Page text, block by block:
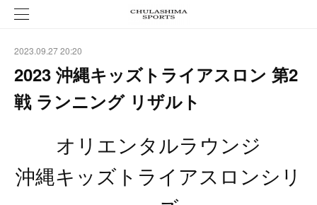
2023.09.27 20:20
2023 沖縄キッズトライアスロン 第2
戦 ランニング リザルト
オリエンタルラウンジ
沖縄キッズトライアスロンシリ